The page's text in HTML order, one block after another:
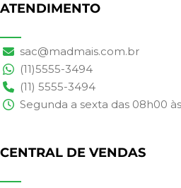
ATENDIMENTO
sac@madmais.com.br
(11)5555-3494
(11) 5555-3494
Segunda a sexta das 08h00
CENTRAL DE VENDAS